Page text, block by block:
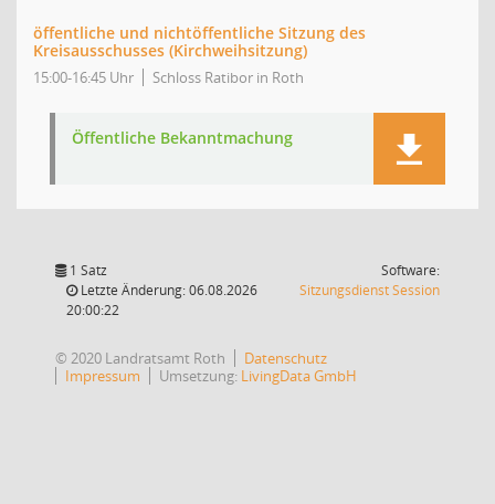
öffentliche und nichtöffentliche Sitzung des
Kreisausschusses (Kirchweihsitzung)
15:00-16:45 Uhr Schloss Ratibor in Roth
Öffentliche Bekanntmachung
1 Satz
Letzte Änderung: 06.08.2026
20:00:22
Software:
SitzungsdienstSession(Wird in
© 2020 Landratsamt Roth
Datenschutz
Impressum
Umsetzung: LivingData GmbH